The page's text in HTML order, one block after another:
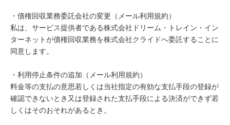
・債権回収業務委託会社の変更（メール利用規約）
私は、サービス提供者である株式会社ドリーム・トレイン・イン
ターネットが債権回収業務を株式会社クライドへ委託することに
同意します。
・利用停止条件の追加（メール利用規約）
料金等の支払の意思若しくは当社指定の有効な支払手段の登録が
確認できないとき又は登録された支払手段による決済ができず若
しくはそのおそれがあるとき。